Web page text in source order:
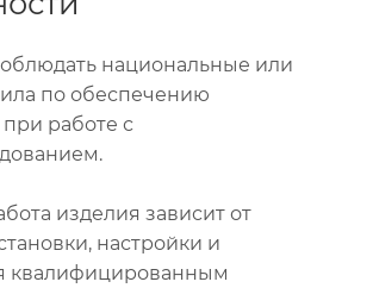
национальные или
по обеспечению
работе с
изделия зависит от
настройки и
квалифицированным